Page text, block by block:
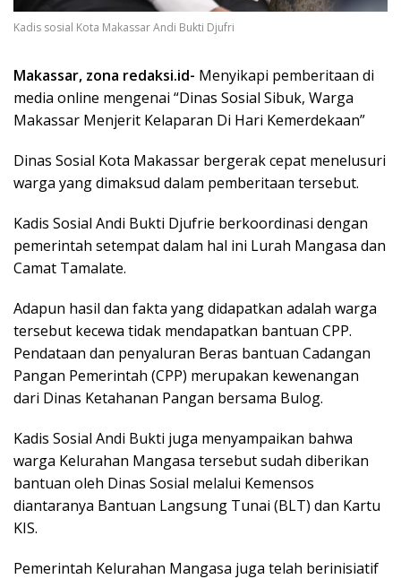
Kadis sosial Kota Makassar Andi Bukti Djufri
Makassar, zona redaksi.id- Menyikapi pemberitaan di
media online mengenai “Dinas Sosial Sibuk, Warga
Makassar Menjerit Kelaparan Di Hari Kemerdekaan”
Dinas Sosial Kota Makassar bergerak cepat menelusuri
warga yang dimaksud dalam pemberitaan tersebut.
Kadis Sosial Andi Bukti Djufrie berkoordinasi dengan
pemerintah setempat dalam hal ini Lurah Mangasa dan
Camat Tamalate.
Adapun hasil dan fakta yang didapatkan adalah warga
tersebut kecewa tidak mendapatkan bantuan CPP.
Pendataan dan penyaluran Beras bantuan Cadangan
Pangan Pemerintah (CPP) merupakan kewenangan
dari Dinas Ketahanan Pangan bersama Bulog.
Kadis Sosial Andi Bukti juga menyampaikan bahwa
warga Kelurahan Mangasa tersebut sudah diberikan
bantuan oleh Dinas Sosial melalui Kemensos
diantaranya Bantuan Langsung Tunai (BLT) dan Kartu
KIS.
Pemerintah Kelurahan Mangasa juga telah berinisiatif